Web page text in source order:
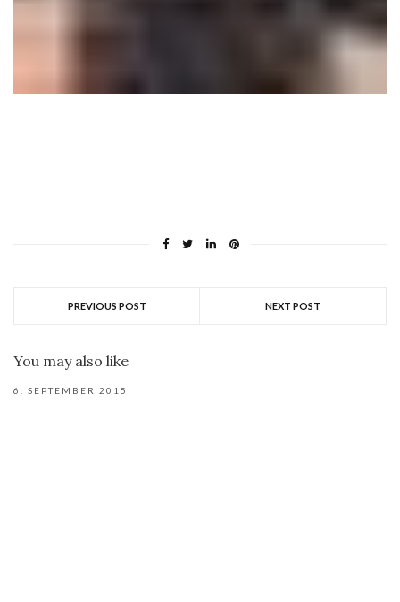
PREVIOUS POST NEXT POST
You may also like
6. SEPTEMBER 2015